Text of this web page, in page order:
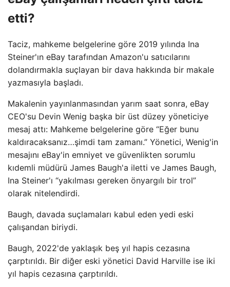
etti?
Taciz, mahkeme belgelerine göre 2019 yılında Ina
Steiner'ın eBay tarafından Amazon'u satıcılarını
dolandırmakla suçlayan bir dava hakkında bir makale
yazmasıyla başladı.
Makalenin yayınlanmasından yarım saat sonra, eBay
CEO'su Devin Wenig başka bir üst düzey yöneticiye
mesaj attı: Mahkeme belgelerine göre “Eğer bunu
kaldıracaksanız…şimdi tam zamanı.” Yönetici, Wenig'in
mesajını eBay'in emniyet ve güvenlikten sorumlu
kıdemli müdürü James Baugh'a iletti ve James Baugh,
Ina Steiner'ı “yakılması gereken önyargılı bir trol”
olarak nitelendirdi.
Baugh, davada suçlamaları kabul eden yedi eski
çalışandan biriydi.
Baugh, 2022'de yaklaşık beş yıl hapis cezasına
çarptırıldı. Bir diğer eski yönetici David Harville ise iki
yıl hapis cezasına çarptırıldı.